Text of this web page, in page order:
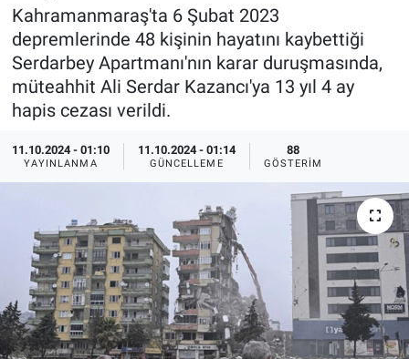
Kahramanmaraş'ta 6 Şubat 2023
depremlerinde 48 kişinin hayatını kaybettiği
Serdarbey Apartmanı'nın karar duruşmasında,
müteahhit Ali Serdar Kazancı'ya 13 yıl 4 ay
hapis cezası verildi.
11.10.2024 - 01:10
YAYINLANMA
11.10.2024 - 01:14
GÜNCELLEME
88
GÖSTERIM
Ege Saati
Ege'den Esintiler
Eğitim
Eğlence
Forum
Gerçeğin İzinde
Gün Başlıyor
Yayın Akışı
İletişim
Haber Arşivi